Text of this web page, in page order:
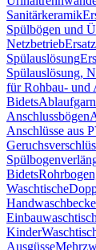
Sanitärkeramik
Spülbögen und
Netzbetrieb
Spülauslösung
Spülauslösung,
für Rohbau- und
Bidets
Anschlussbögen
Anschlüsse aus
Bidets
Waschtische
Kinder
Ausgüsse